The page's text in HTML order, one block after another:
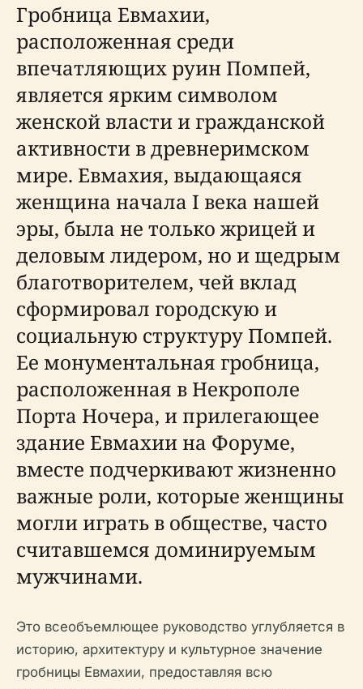
Гробница Евмахии,
расположенная среди
впечатляющих руин Помпей,
является ярким символом
женской власти и гражданской
активности в древнеримском
мире. Евмахия, выдающаяся
женщина начала I века нашей
эры, была не только жрицей и
деловым лидером, но и щедрым
благотворителем, чей вклад
сформировал городскую и
социальную структуру Помпей.
Ее монументальная гробница,
расположенная в Некрополе
Порта Ночера, и прилегающее
здание Евмахии на Форуме,
вместе подчеркивают жизненно
важные роли, которые женщины
могли играть в обществе, часто
считавшемся доминируемым
мужчинами.
Это всеобъемлющее руководство углубляется в
историю, архитектуру и культурное значение
гробницы Евмахии, предоставляя всю